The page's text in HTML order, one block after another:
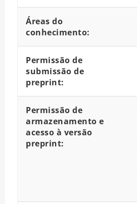
Áreas do
conhecimento:
Permissão de
submissão de
preprint:
Permissão de
armazenamento e
acesso à versão
preprint: